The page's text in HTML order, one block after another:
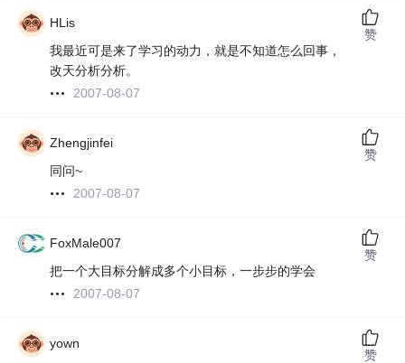
HLis
我最近可是来了学习的动力，就是不知道怎么回事，
改天分析分析。
2007-08-07
赞
Zhengjinfei
同问~
2007-08-07
赞
FoxMale007
把一个大目标分解成多个小目标，一步步的学会
2007-08-07
赞
yown
赞